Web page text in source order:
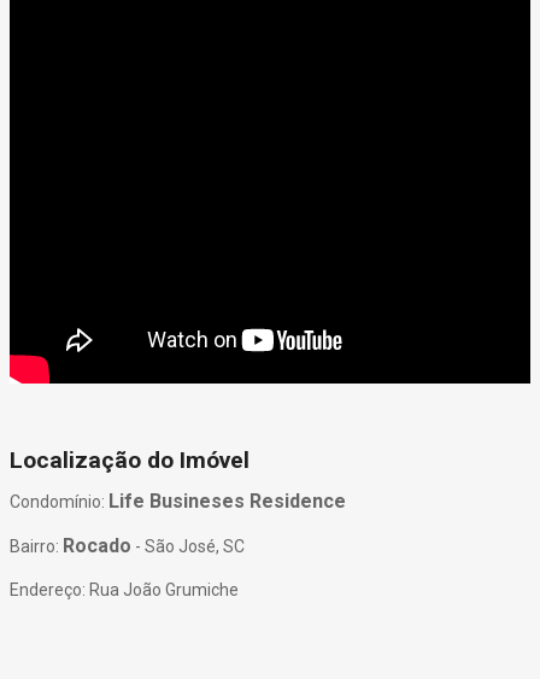
Localização do Imóvel
Condomínio: Life Busineses Residence
Bairro: Rocado - São José, SC
Endereço: Rua João Grumiche